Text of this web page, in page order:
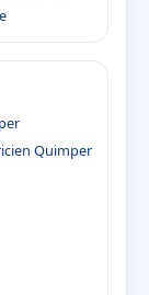
Quimper